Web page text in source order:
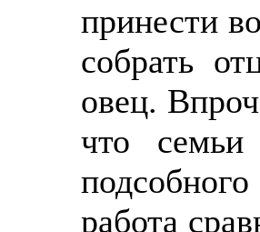
принести
собрать
овец.
что семьи
работа